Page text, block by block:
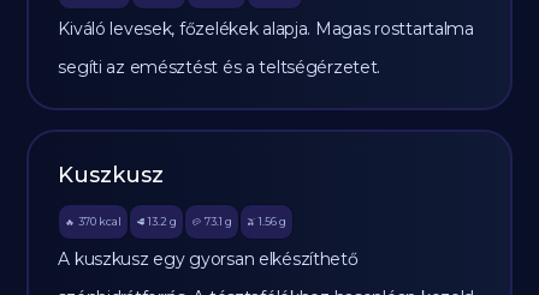
Kiváló levesek, főzelékek alapja. Magas rosttartalma
segíti az emésztést és a teltségérzetet.
Kuszkusz
🔥 370 kcal 🥩 13.2 g 🥔 73.1 g 🫒 1.56 g
A kuszkusz egy gyorsan elkészíthető